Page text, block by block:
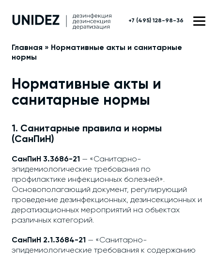
+7 (495) 128-98-36
Главная » Нормативные акты и санитарные
нормы
Нормативные акты и
санитарные нормы
1. Санитарные правила и нормы
(СанПиН)
СанПиН 3.3686-21 — «Санитарно-
эпидемиологические требования по
профилактике инфекционных болезней».
Основополагающий документ, регулирующий
проведение дезинфекционных, дезинсекционных и
дератизационных мероприятий на объектах
различных категорий.
СанПиН 2.1.3684-21 — «Санитарно-
эпидемиологические требования к содержанию